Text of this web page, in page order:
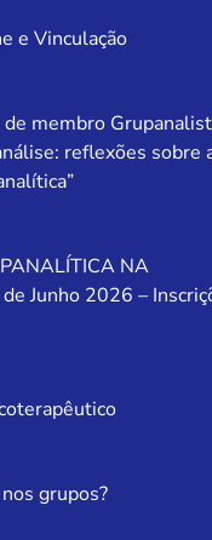
e Vinculação
membro
reflexões sobre
NA
Junho 2026 –
grupos?